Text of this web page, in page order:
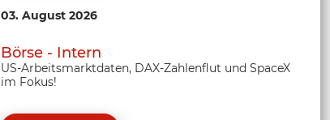
03. August 2026
Börse - Intern
US-Arbeitsmarktdaten, DAX-Zahlenflut und SpaceX
im Fokus!